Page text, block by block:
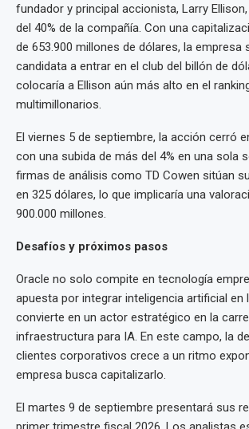
fundador y principal accionista, Larry
del 40% de la compañía. Con una
de 653.900 millones de dólares, la empresa
candidata a entrar en el club del billón de
colocaría a Ellison aún más alto en el
multimillonarios.
El viernes 5 de septiembre, la acción cerró
con una subida de más del 4% en una sola
firmas de análisis como TD Cowen sitúan
en 325 dólares, lo que implicaría una
900.000 millones.
Desafíos y próximos pasos
Oracle no solo compite en tecnología
apuesta por integrar inteligencia artificial en
convierte en un actor estratégico en la
infraestructura para IA. En este campo, la
clientes corporativos crece a un ritmo
empresa busca capitalizarlo.
El martes 9 de septiembre presentará sus